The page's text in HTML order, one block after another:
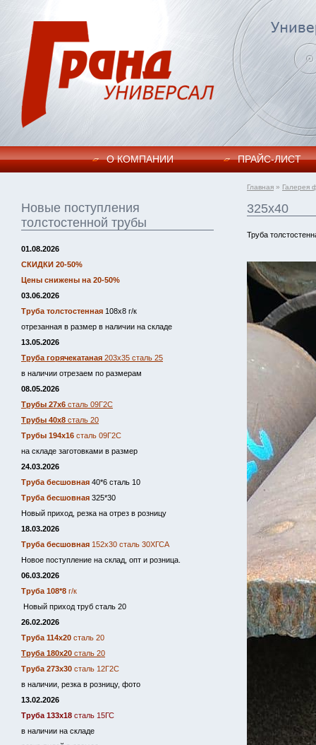
О КОМПАНИИ ПРАЙC-ЛИСТ
Новые поступления
толстостенной трубы
01.08.2026
СКИДКИ 20-50%
Цены снижены на 20-50%
03.06.2026
Труба толстостенная 108х8 г/к
отрезанная в размер в наличии на складе
13.05.2026
Труба горячекатаная 203х35 сталь 25
в наличии отрезаем по размерам
08.05.2026
Трубы 27х6 сталь 09Г2С
Трубы 40х8 сталь 20
Трубы 194х16 сталь 09Г2С
на складе заготовками в размер
24.03.2026
Труба бесшовная 40*6 сталь 10
Труба бесшовная 325*30
Новый приход, резка на отрез в розницу
18.03.2026
Труба бесшовная 152х30 сталь 30ХГСА
Новое поступление на склад, опт и розница.
06.03.2026
Труба 108*8 г/к
Новый приход труб сталь 20
26.02.2026
Труба 114х20 сталь 20
Труба 180х20 сталь 20
Труба 273х30 сталь 12Г2С
в наличии, резка в розницу, фото
13.02.2026
Труба 133х18 сталь 15ГС
в наличии на складе
Главная » Галерея
325х40
Труба